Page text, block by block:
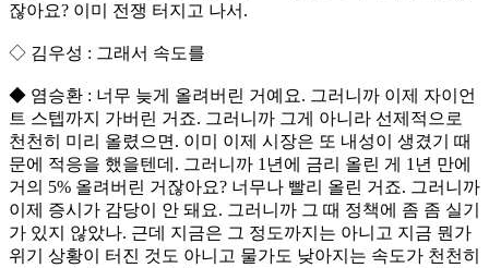
잖아요? 이미 전쟁 터지고 나서.
◇ 김우성 : 그래서 속도를
◆ 염승환 : 너무 늦게 올려버린 거예요. 그러니까 이제 자이언
트 스텝까지 가버린 거죠. 그러니까 그게 아니라 선제적으로
천천히 미리 올렸으면. 이미 이제 시장은 또 내성이 생겼기 때
문에 적응을 했을텐데. 그러니까 1년에 금리 올린 게 1년 만에
거의 5% 올려버린 거잖아요? 너무나 빨리 올린 거죠. 그러니까
이제 증시가 감당이 안 돼요. 그러니까 그 때 정책에 좀 좀 실기
가 있지 않았나. 근데 지금은 그 정도까지는 아니고 지금 뭔가
위기 상황이 터진 것도 아니고 물가도 낮아지는 속도가 천천히